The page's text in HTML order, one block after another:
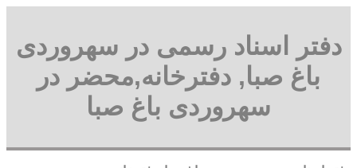
دفتر اسناد رسمی در سهروردی
باغ صبا, دفترخانه,محضر در
سهروردی باغ صبا